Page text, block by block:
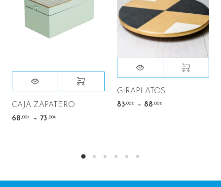
CAJA ZAPATERO
68 ,00€ – 73 ,00€
GIRAPLATOS
83 ,00€ – 88 ,00€